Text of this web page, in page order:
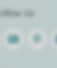
Follow Us
Youtube